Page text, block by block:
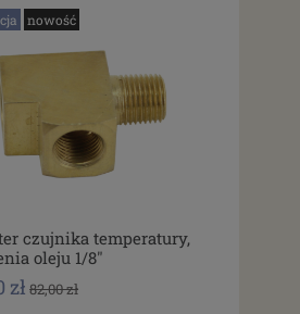
czujnika temperatury,
oleju 1/8"
zł 82,00 zł
nowość